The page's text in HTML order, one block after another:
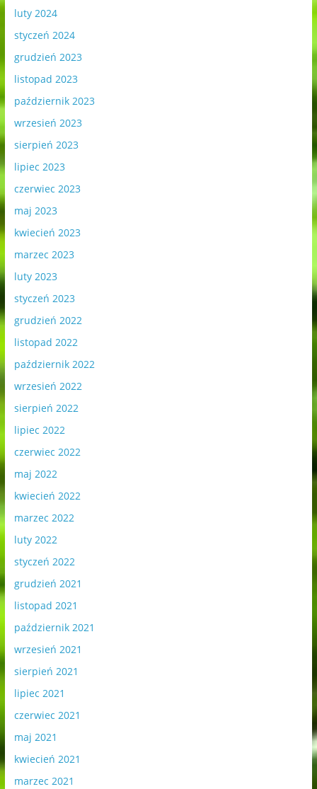
luty 2024
styczeń 2024
grudzień 2023
listopad 2023
październik 2023
wrzesień 2023
sierpień 2023
lipiec 2023
czerwiec 2023
maj 2023
kwiecień 2023
marzec 2023
luty 2023
styczeń 2023
grudzień 2022
listopad 2022
październik 2022
wrzesień 2022
sierpień 2022
lipiec 2022
czerwiec 2022
maj 2022
kwiecień 2022
marzec 2022
luty 2022
styczeń 2022
grudzień 2021
listopad 2021
październik 2021
wrzesień 2021
sierpień 2021
lipiec 2021
czerwiec 2021
maj 2021
kwiecień 2021
marzec 2021